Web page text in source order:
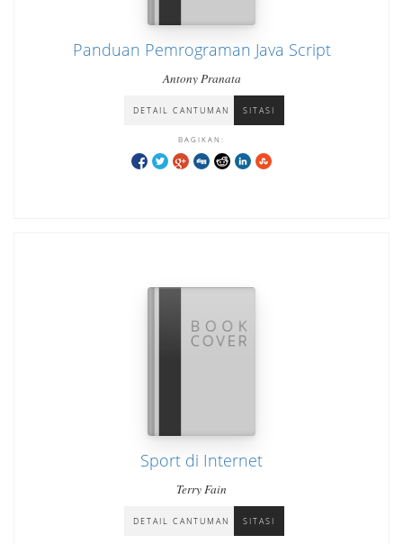
Panduan Pemrograman Java Script
Antony Pranata
DETAIL CANTUMAN SITASI
BAGIKAN:
Sport di Internet
Terry Fain
DETAIL CANTUMAN SITASI